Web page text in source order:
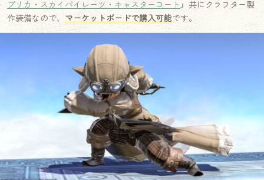
プリカ・スカイパイレーツ・キャスターコート』共にクラフター製
作装備なので、 マーケットボードで購入可能です。